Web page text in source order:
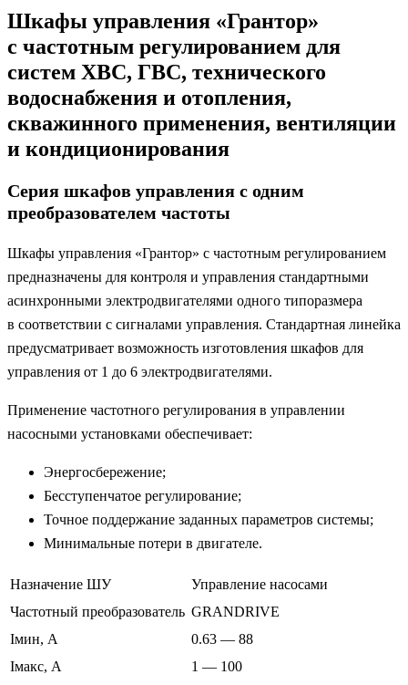
Шкафы управления «Грантор»
с частотным регулированием для
систем ХВС, ГВС, технического
водоснабжения и отопления,
скважинного применения, вентиляции
и кондиционирования
Серия шкафов управления c одним
преобразователем частоты
Шкафы управления «Грантор» с частотным регулированием
предназначены для контроля и управления стандартными
асинхронными электродвигателями одного типоразмера
в соответствии с сигналами управления. Стандартная линейка
предусматривает возможность изготовления шкафов для
управления от 1 до 6 электродвигателями.
Применение частотного регулирования в управлении
насосными установками обеспечивает:
Энергосбережение;
Бесступенчатое регулирование;
Точное поддержание заданных параметров системы;
Минимальные потери в двигателе.
Назначение ШУ
Управление насосами
Частотный преобразователь GRANDRIVE
Iмин, А
0.63 — 88
Iмакс, А
1 — 100